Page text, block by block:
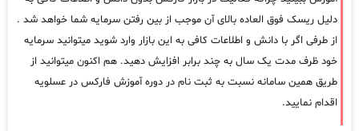
دلیل ریسک فوق العاده بالای آن موجب از بین رفتن سرمایه شما خواهد شد .
از طرفی اگر با دانش و اطلاعات کافی به این بازار وارد شوید میتوانید سرمایه
خود ظرف مدت یک سال به چند برابر افزایش دهید. هم اکنون میتوانید از
طریق همین سامانه نسبت به ثبت نام در دوره آموزش فارکس در عسلویه
اقدام نمایید.